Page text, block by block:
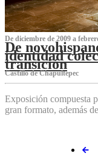
De diciembre de 2009 a
De
identidad
transición
Castillo de Chapultepec
Exposición compuesta
gran formato, además